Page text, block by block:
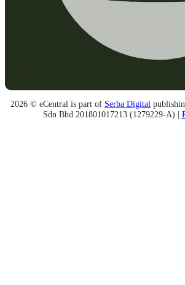
2026 © eCentral is part of Serba Digital
Sdn Bhd 201801017213 (1279229-A) |